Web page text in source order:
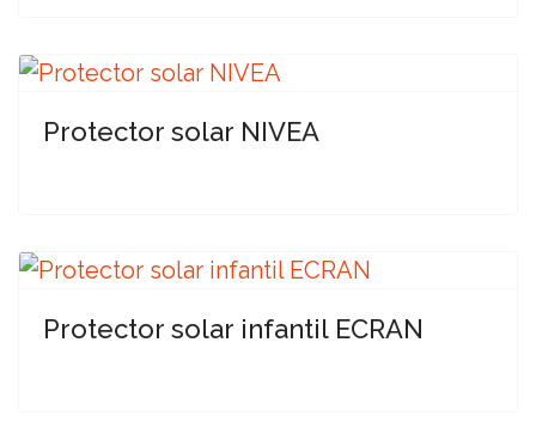
Protector solar NIVEA
Protector solar infantil ECRAN